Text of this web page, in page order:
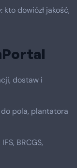
dowiózł jakość,
dostaw i
pola, plantatora
BRCGS,